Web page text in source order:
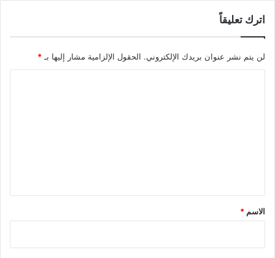
اترك تعليقاً
لن يتم نشر عنوان بريدك الإلكتروني. الحقول الإلزامية مشار إليها بـ*
*
الاسم *